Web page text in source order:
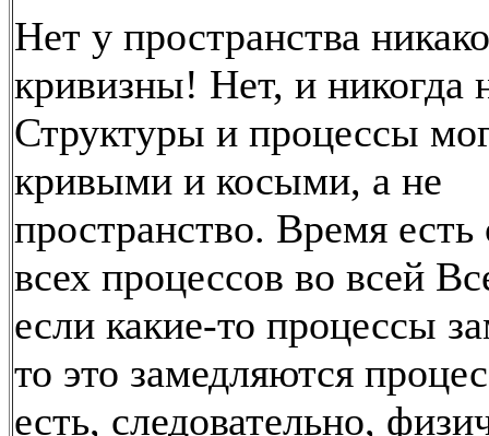
Нет у пространства
кривизны! Нет, и никогда
Структуры и процессы
кривыми и косыми, а не
пространство. Время есть
всех процессов во всей
если какие-то процессы
то это замедляются
есть, следовательно,